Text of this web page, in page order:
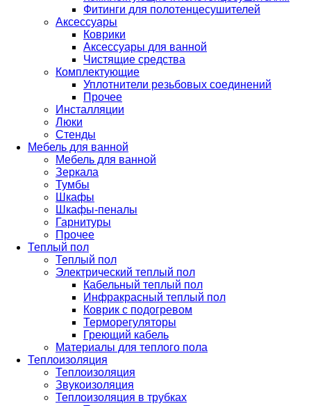
Фитинги для полотенцесушителей
Аксессуары
Коврики
Аксессуары для ванной
Чистящие средства
Комплектующие
Уплотнители резьбовых соединений
Прочее
Инсталляции
Люки
Стенды
Мебель для ванной
Мебель для ванной
Зеркала
Тумбы
Шкафы
Шкафы-пеналы
Гарнитуры
Прочее
Теплый пол
Теплый пол
Электрический теплый пол
Кабельный теплый пол
Инфракрасный теплый пол
Коврик с подогревом
Терморегуляторы
Греющий кабель
Материалы для теплого пола
Теплоизоляция
Теплоизоляция
Звукоизоляция
Теплоизоляция в трубках